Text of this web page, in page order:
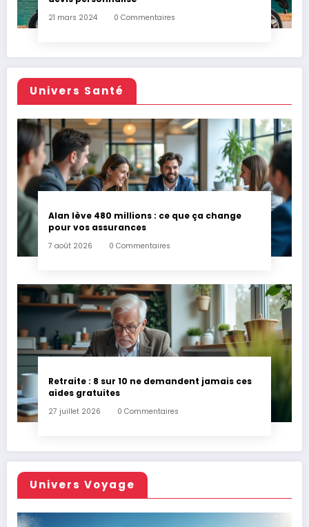
21 mars 2024 0 Commentaires
Univers Santé
Alan lève 480 millions : ce que ça change
pour vos assurances
7 août 2026 0 Commentaires
Retraite : 8 sur 10 ne demandent jamais ces
aides gratuites
27 juillet 2026 0 Commentaires
Univers Voyage